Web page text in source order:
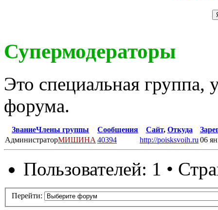
Супермодераторы
Это специальная группа,
форума.
ЗваниеЧлены группы Сообщения Сайт, Откуда
АдминистраторМИШИНА 40394 http://poisksvoih.ru 06
Пользователей: 1 •
Перейти: